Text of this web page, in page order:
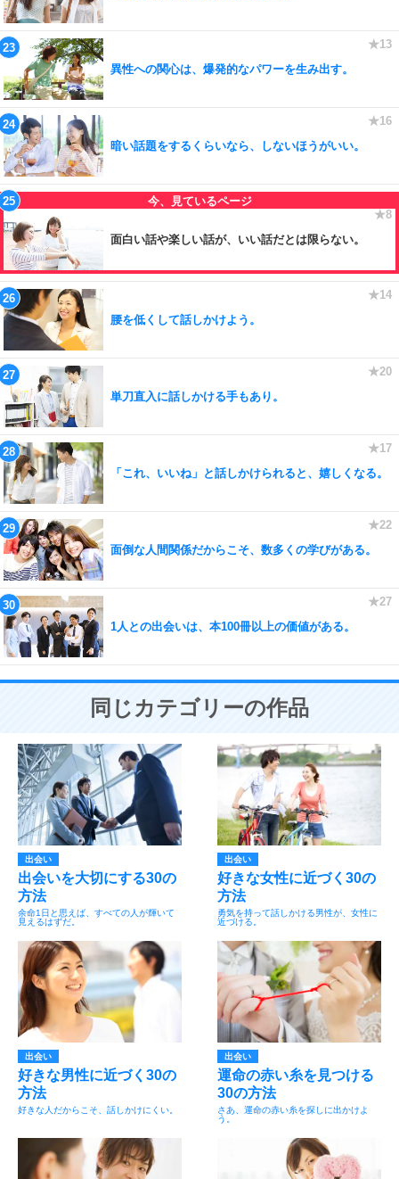
異性への関心は、爆発的なパワーを生み出す。
暗い話題をするくらいなら、しないほうがいい。
面白い話や楽しい話が、いい話だとは限らない。
腰を低くして話しかけよう。
単刀直入に話しかける手もあり。
「これ、いいね」と話しかけられると、嬉しくなる。
面倒な人間関係だからこそ、数多くの学びがある。
1人との出会いは、本100冊以上の価値がある。
同じカテゴリーの作品
出会い
出会いを大切にする30の
方法
余命1日と思えば、すべての人が輝いて
見えるはずだ。
出会い
好きな女性に近づく30の
方法
勇気を持って話しかける男性が、女性に
近づける。
出会い
好きな男性に近づく30の
方法
好きな人だからこそ、話しかけにくい。
出会い
運命の赤い糸を見つける
30の方法
さあ、運命の赤い糸を探しに出かけよ
う。